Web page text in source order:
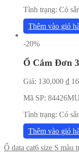
Tình trạng: Có
Thêm vào giỏ
-20%
Ổ Cắm Đơn
Giá: 130,000 ₫
Mã SP:
Tình trạng: Có
Thêm vào giỏ
Ổ data cat6 size S màu